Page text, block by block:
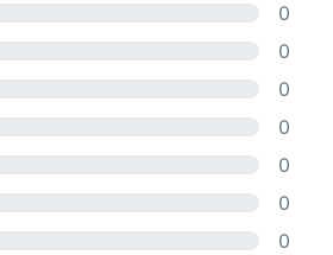
0
0
0
0
0
0
0